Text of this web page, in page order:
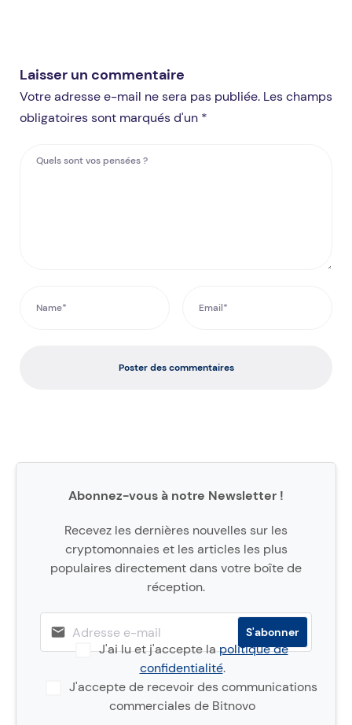
Laisser un commentaire
Votre adresse e-mail ne sera pas publiée. Les champs
obligatoires sont marqués d'un *
Poster des commentaires
Abonnez-vous à notre Newsletter !
Recevez les dernières nouvelles sur les
cryptomonnaies et les articles les plus
populaires directement dans votre boîte de
réception.
J'ai lu et j'accepte lapolitique de
confidentialité.
J'accepte de recevoir des communications
commerciales de Bitnovo